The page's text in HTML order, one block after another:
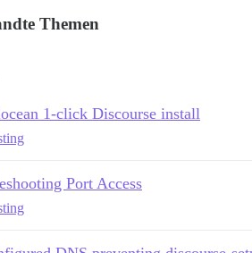
Themen
1-click Discourse install
Port Access